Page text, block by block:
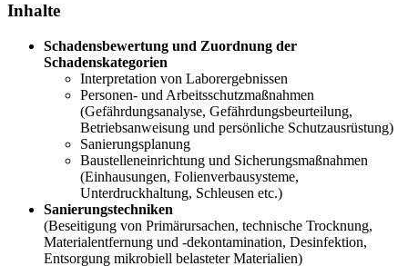
Inhalte
Schadensbewertung und Zuordnung der
Schadenskategorien
Interpretation von Laborergebnissen
Personen- und Arbeitsschutzmaßnahmen
(Gefährdungsanalyse, Gefährdungsbeurteilung,
Betriebsanweisung und persönliche Schutzausrüstung)
Sanierungsplanung
Baustelleneinrichtung und Sicherungsmaßnahmen
(Einhausungen, Folienverbausysteme,
Unterdruckhaltung, Schleusen etc.)
Sanierungstechniken
(Beseitigung von Primärursachen, technische Trocknung,
Materialentfernung und -dekontamination, Desinfektion,
Entsorgung mikrobiell belasteter Materialien)